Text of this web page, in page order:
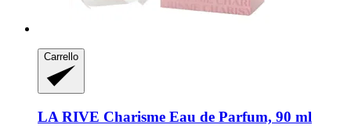
Carrello
LA RIVE Charisme Eau de Parfum, 90 ml